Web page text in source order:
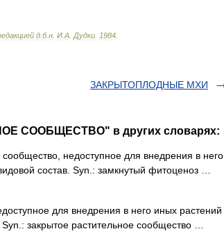
д б.н И А Дудки 1984
ЗАКРЫТОПЛОДНЫЕ МХИ
СООБЩЕСТВО" в других словарях:
недоступное для внедрения в него
состав. Syn.: замкнутый фитоценоз …
для внедрения в него иных растений
закрытое растительное сообщество …